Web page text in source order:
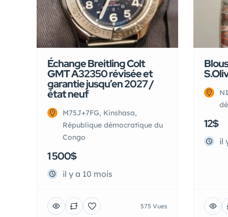
Échange Breitling Colt
GMT A32350 révisée et
garantie jusqu’en 2027 /
état neuf
M75J+7FG, Kinshasa,
République démocratique du
Congo
1 500$
il y a 10 mois
575 Vues
12$
il